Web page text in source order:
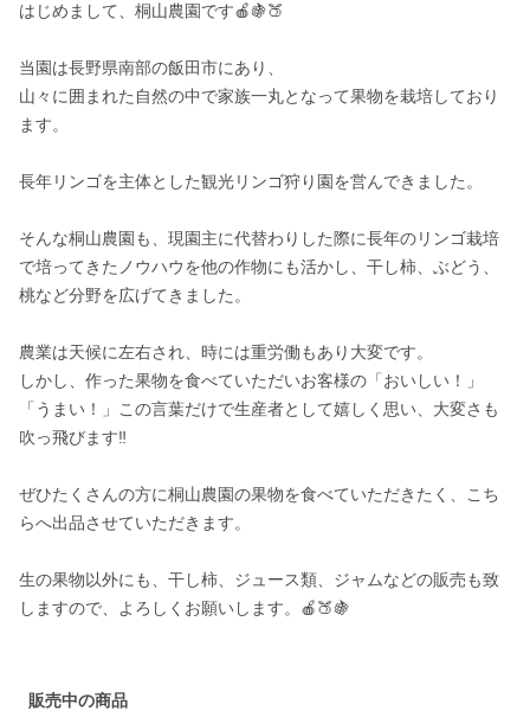
はじめまして、桐山農園です🍎🍇🍑
当園は長野県南部の飯田市にあり、
山々に囲まれた自然の中で家族一丸となって果物を栽培しており
ます。
長年リンゴを主体とした観光リンゴ狩り園を営んできました。
そんな桐山農園も、現園主に代替わりした際に長年のリンゴ栽培
で培ってきたノウハウを他の作物にも活かし、干し柿、ぶどう、
桃など分野を広げてきました。
農業は天候に左右され、時には重労働もあり大変です。
しかし、作った果物を食べていただいお客様の「おいしい！」
「うまい！」この言葉だけで生産者として嬉しく思い、大変さも
吹っ飛びます‼️
ぜひたくさんの方に桐山農園の果物を食べていただきたく、こち
らへ出品させていただきます。
生の果物以外にも、干し柿、ジュース類、ジャムなどの販売も致
しますので、よろしくお願いします。🍎🍑🍇
販売中の商品